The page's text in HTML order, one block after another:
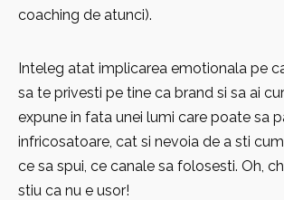
coaching de atunci).
Inteleg atat implicarea emotionala pe
sa te privesti pe tine ca brand si sa ai
expune in fata unei lumi care poate sa
infricosatoare, cat si nevoia de a sti
ce sa spui, ce canale sa folosesti. Oh,
stiu ca nu e usor!